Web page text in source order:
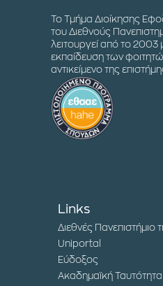
Το Τμήμα Διοίκησης
του Διεθνούς
λειτουργεί από το 2003
εκπαίδευση των
αντικείμενο της
Links
Διεθνές Πανεπιστήμιο
Uniportal
Εύδοξος
Ακαδημαϊκή Ταυτότητα